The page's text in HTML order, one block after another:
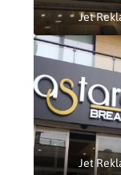
Jet
Jet